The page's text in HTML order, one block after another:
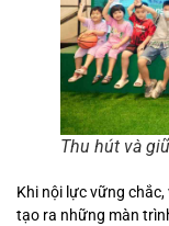
Thu hút và
Khi nội lực vững
tạo ra những màn